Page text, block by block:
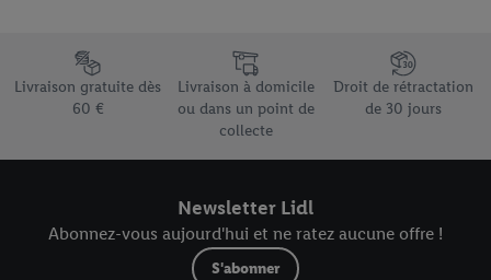
Élément du pied de page avec les différents arguments de
Livraison gratuite dès
60 €
Livraison à domicile
ou dans un point de
collecte
Droit de rétractation
de 30 jours
Newsletter Lidl
Abonnez-vous aujourd'hui et ne ratez aucune offre !
S'abonner